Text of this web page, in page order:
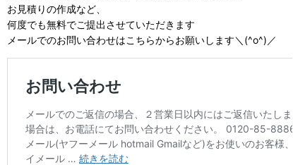
お見積りの作成など、
何度でも無料でご提出させていただきます
メールでのお問い合わせはこちらからお願いします＼(^o^)／